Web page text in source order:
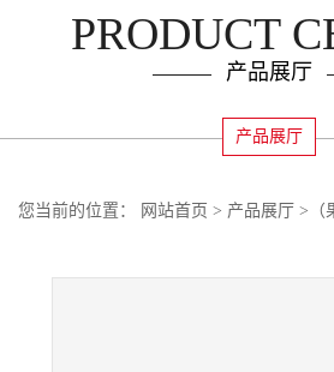
PRODUCT
产品展厅
产品展厅
您当前的位置： 网站首页 > 产品展厅 >